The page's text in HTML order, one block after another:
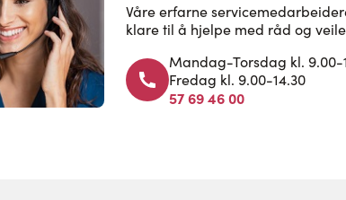
Våre erfarne
klare til å hjelpe med råd og
Mandag-Torsdag kl. 9.00-
Fredag kl. 9.00-14.30
57 69 46 00